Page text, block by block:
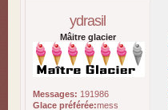
ydrasil
Mâitre glacier
Messages: 191986
Glace préférée:mess